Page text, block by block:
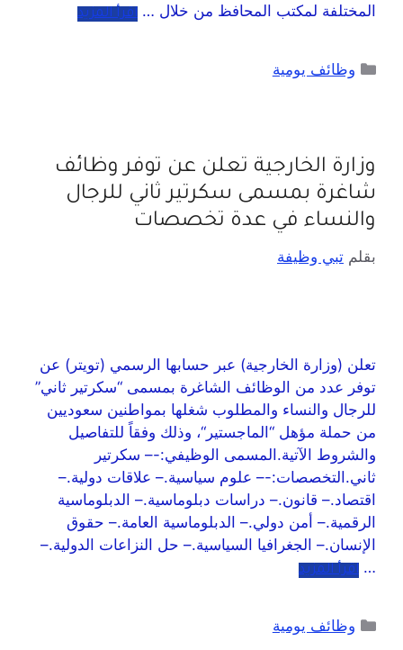
المختلفة لمكتب المحافظ من خلال … اقرأ المزيد
وظائف يومية
وزارة الخارجية تعلن عن توفر وظائف
شاغرة بمسمى سكرتير ثاني للرجال
والنساء في عدة تخصصات
بقلم تبي وظيفة
تعلن (وزارة الخارجية) عبر حسابها الرسمي (تويتر) عن
توفر عدد من الوظائف الشاغرة بمسمى “سكرتير ثاني”
للرجال والنساء والمطلوب شغلها بمواطنين سعوديين
من حملة مؤهل “الماجستير“، وذلك وفقاً للتفاصيل
والشروط الآتية.المسمى الوظيفي:-– سكرتير
ثاني.التخصصات:-– علوم سياسية.– علاقات دولية.–
اقتصاد.– قانون.– دراسات دبلوماسية.– الدبلوماسية
الرقمية.– أمن دولي.– الدبلوماسية العامة.– حقوق
الإنسان.– الجغرافيا السياسية.– حل النزاعات الدولية.–
… اقرأ المزيد
وظائف يومية